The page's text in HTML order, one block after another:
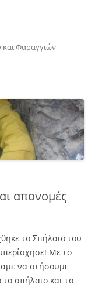
και Φαραγγιών
απονομές
το Σπήλαιο του
Με το
να στήσουμε
σπήλαιο και το